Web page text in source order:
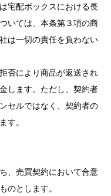
宅配ボックスにおける長
いては、本条第３項の商
は一切の責任を負わない
否により商品が返送され
します。ただし、契約者
セルではなく、契約者の
す。
、売買契約において合意
のとします。